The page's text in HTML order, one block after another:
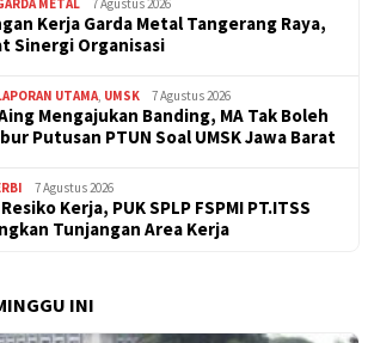
Kerja Garda Metal Tangerang Raya,
Sinergi Organisasi
UTAMA UMSK 7 Agustus 2026
Mengajukan Banding, MA Tak Boleh
Putusan PTUN Soal UMSK Jawa Barat
7 Agustus 2026
Kerja, PUK SPLP FSPMI PT.ITSS
Tunjangan Area Kerja
INI